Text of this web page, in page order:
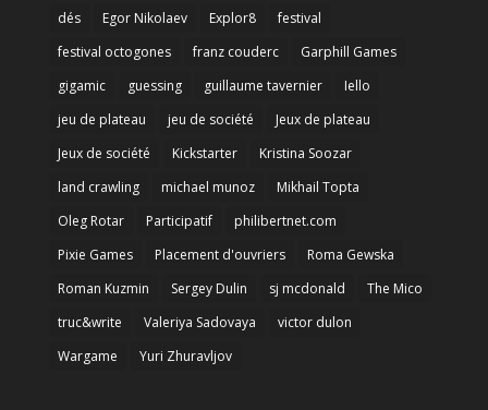
dés
Egor Nikolaev Explor8
festival
festival octogones
franz couderc
Garphill Games
gigamic
guessing guillaume tavernier
Iello
jeu de plateau
jeu de société
Jeux de plateau
Jeux de société
Kickstarter
Kristina Soozar
land crawling
michael munoz
Mikhail Topta
Oleg Rotar
Participatif
philibertnet.com
Pixie Games
Placement d'ouvriers
Roma Gewska
Roman Kuzmin
Sergey Dulin sj mcdonald
The Mico
truc&write
Valeriya Sadovaya
victor dulon
Wargame
Yuri Zhuravljov